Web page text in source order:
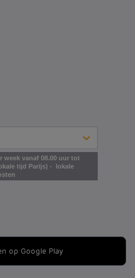
week vanaf 08.00 uur tot
tijd Parijs) - lokale
op Google Play